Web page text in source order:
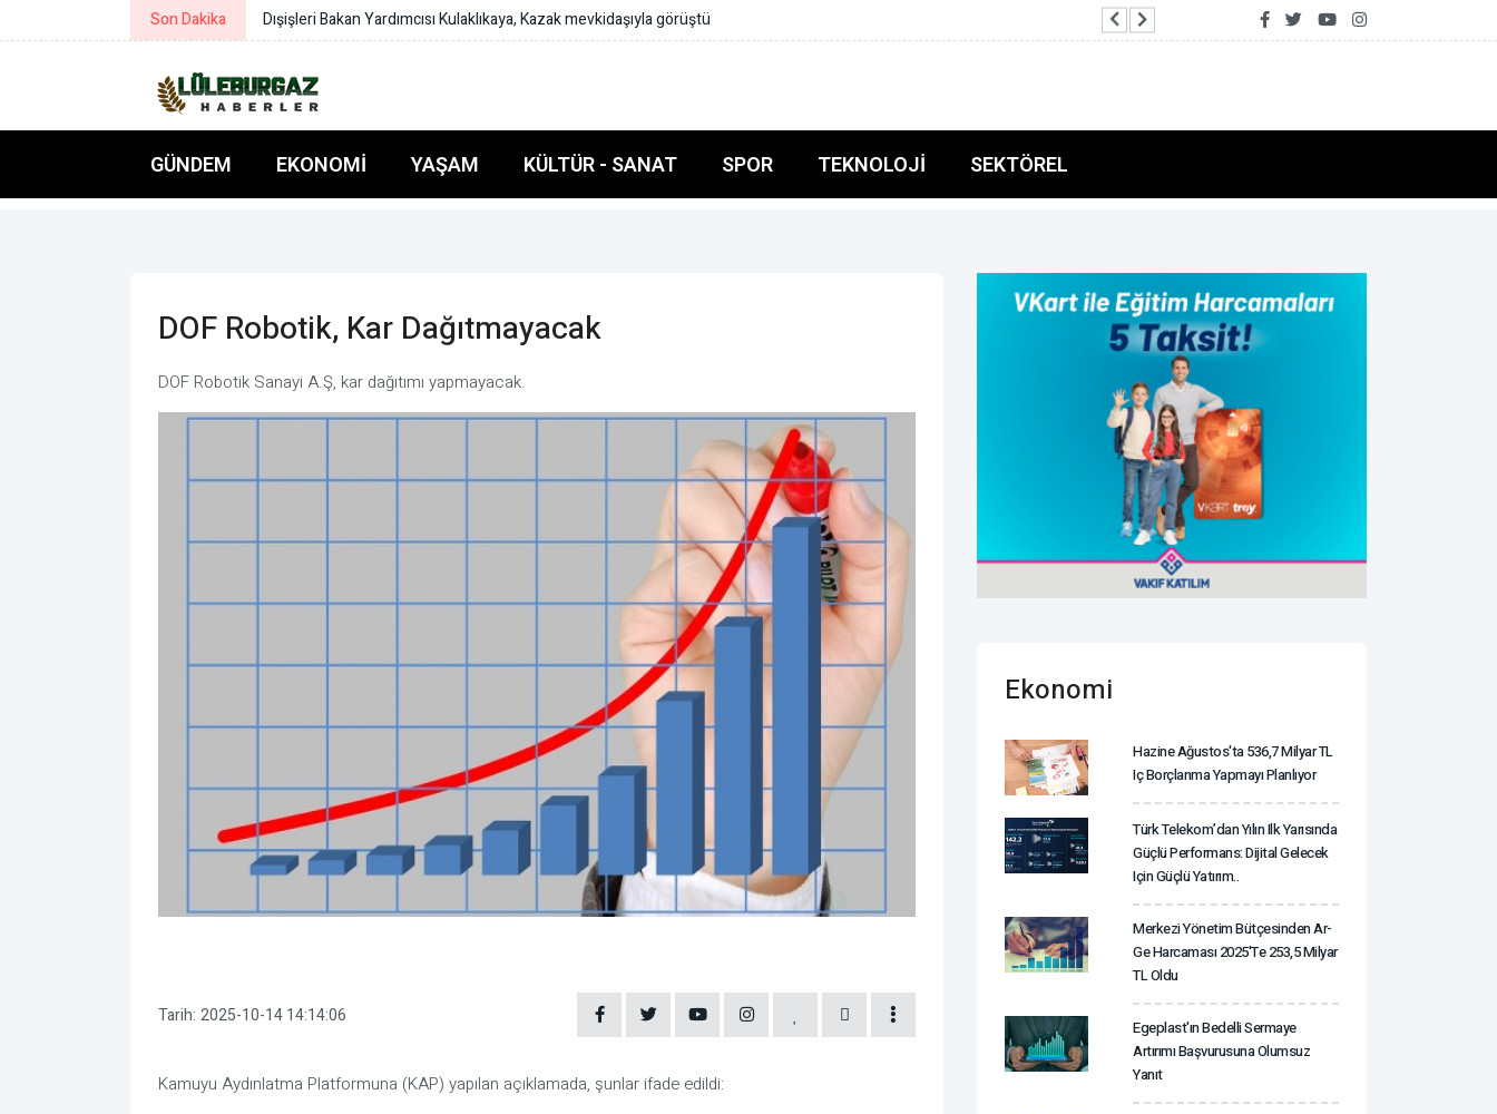
Son Dakika Dışişleri Bakan Yardımcısı Kulaklıkaya, Suudi Büyükelçi'yi kabul etti Bakan Bayraktar: Gabar'da günlük petrol
GÜNDEM EKONOMI YAŞAM KÜLTÜR - SANAT SPOR TEKNOLOJI SEKTÖREL
DOF Robotik, Kar Dağıtmayacak
DOF Robotik Sanayi A.Ş, kar dağıtımı yapmayacak.
Tarih: 2025-10-14 14:14:06
Kamuyu Aydınlatma Platformuna (KAP) yapılan açıklamada, şunlar ifade edildi:
Ekonomi
Hazine Ağustos'ta 536,7 Milyar TL
Iç Borçlanma Yapmayı Planlıyor
Türk Telekom’dan Yılın Ilk Yarısında
Güçlü Performans: Dijital Gelecek
Için Güçlü Yatırım..
Merkezi Yönetim Bütçesinden Ar-
Ge Harcaması 2025'te 253,5 Milyar
TL Oldu
Egeplast'ın Bedelli Sermaye
Artırımı Başvurusuna Olumsuz
Yanıt